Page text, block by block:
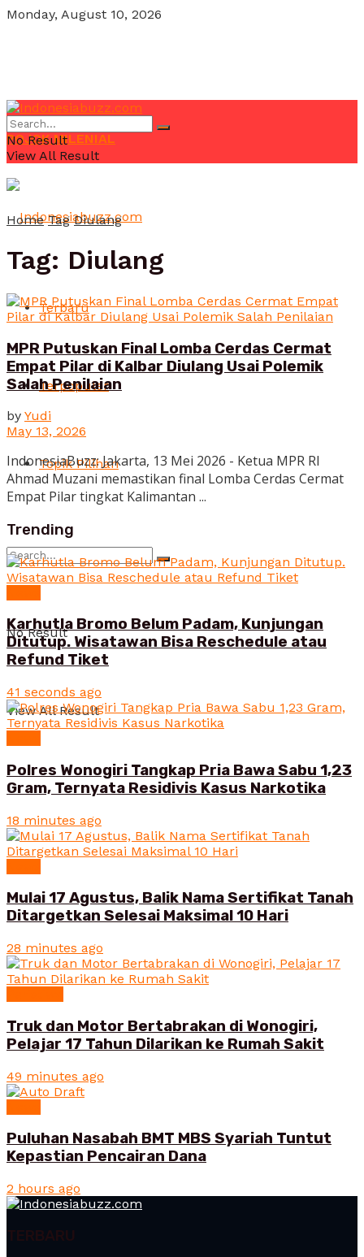
Monday, August 10, 2026
POJOK MILENIAL
Terbaru
Terpopuler
Topik Pilihan
No Result
View All Result
No Result
View All Result
Home Tag Diulang
Tag: Diulang
MPR Putuskan Final Lomba Cerdas Cermat
Empat Pilar di Kalbar Diulang Usai Polemik
Salah Penilaian
by Yudi
May 13, 2026
IndonesiaBuzz: Jakarta, 13 Mei 2026 - Ketua MPR RI
Ahmad Muzani memastikan final Lomba Cerdas Cermat
Empat Pilar tingkat Kalimantan ...
Trending
Karhutla Bromo Belum Padam, Kunjungan
Ditutup. Wisatawan Bisa Reschedule atau
Refund Tiket
41 seconds ago
Polres Wonogiri Tangkap Pria Bawa Sabu 1,23
Gram, Ternyata Residivis Kasus Narkotika
18 minutes ago
Mulai 17 Agustus, Balik Nama Sertifikat Tanah
Ditargetkan Selesai Maksimal 10 Hari
28 minutes ago
Truk dan Motor Bertabrakan di Wonogiri,
Pelajar 17 Tahun Dilarikan ke Rumah Sakit
49 minutes ago
Puluhan Nasabah BMT MBS Syariah Tuntut
Kepastian Pencairan Dana
2 hours ago
TERBARU